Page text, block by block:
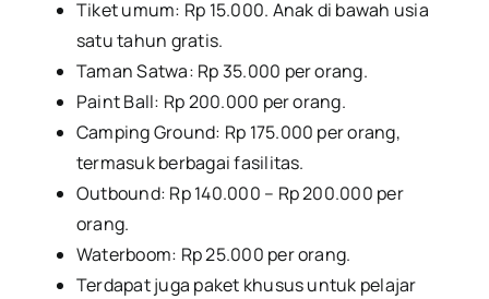
Tiket umum: Rp 15.000. Anak di bawah usia
satu tahun gratis.
Taman Satwa: Rp 35.000 per orang.
Paint Ball: Rp 200.000 per orang.
Camping Ground: Rp 175.000 per orang,
termasuk berbagai fasilitas.
Outbound: Rp 140.000 – Rp 200.000 per
orang.
Waterboom: Rp 25.000 per orang.
Terdapat juga paket khusus untuk pelajar